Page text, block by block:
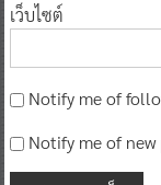
เว็บไซต์
Notify me of
Notify me of